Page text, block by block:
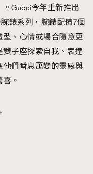
Gucci今年重新推出
錶系列，腕錶配備7個
、心情或場合隨意更
子座探索自我、表達
們瞬息萬變的靈感與
。